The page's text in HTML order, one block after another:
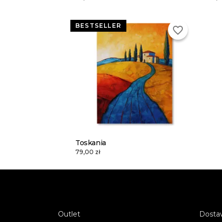
Toskania
79,00 zł
BESTSELLER favorite_border
Outlet